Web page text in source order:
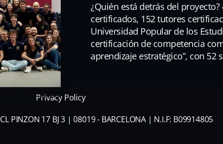
¿Quién está detrás del
certificados, 152 tutores
Universidad Popular de los
certificación de competencia
aprendizaje estratégico”, con 52
Privacy Policy
PINZON 17 BJ 3 | 08019 - BARCELONA | N.I.F: B09914805